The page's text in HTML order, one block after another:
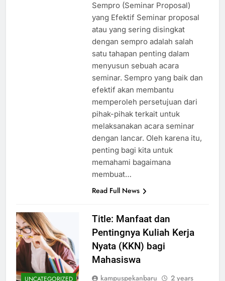
Sempro (Seminar Proposal)
yang Efektif Seminar proposal
atau yang sering disingkat
dengan sempro adalah salah
satu tahapan penting dalam
menyusun sebuah acara
seminar. Sempro yang baik dan
efektif akan membantu
memperoleh persetujuan dari
pihak-pihak terkait untuk
melaksanakan acara seminar
dengan lancar. Oleh karena itu,
penting bagi kita untuk
memahami bagaimana
membuat…
Read Full News
UNCATEGORIZED
Title: Manfaat dan
Pentingnya Kuliah Kerja
Nyata (KKN) bagi
Mahasiswa
kampuspekanbaru
2 years